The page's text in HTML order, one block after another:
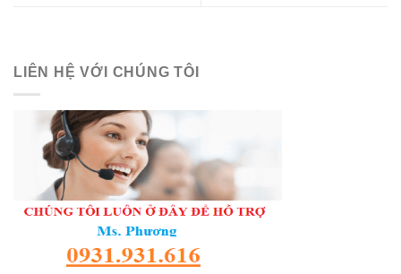
LIÊN HỆ VỚI CHÚNG TÔI